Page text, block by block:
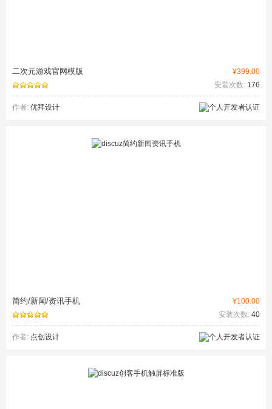
¥399.00
二次元游戏官网模版
安装次数: 176
作者: 优拜设计
¥100.00
简约/新闻/资讯手机
安装次数: 40
作者: 点创设计